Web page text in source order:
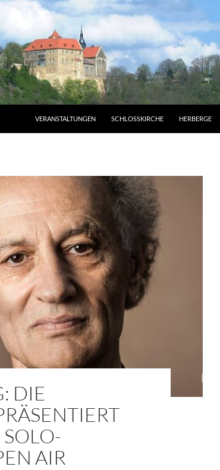
VERANSTALTUNGEN SCHLOSSKIRCHE HERBERGE
DIE
AIR